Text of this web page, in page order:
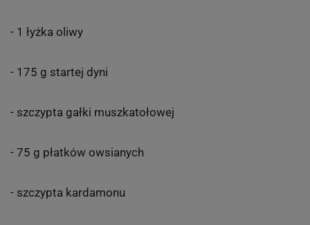
- 1 łyżka oliwy
- 175 g startej dyni
- szczypta gałki muszkatołowej
- 75 g płatków owsianych
- szczypta kardamonu